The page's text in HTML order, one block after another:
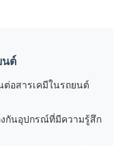
นต์
ต่อสารเคมีในรถยนต์
กันอุปกรณ์ที่มีความรู้สึก